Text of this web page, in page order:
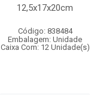
12,5x17x20cm
Código: 838484
Embalagem: Unidade
Caixa Com: 12 Unidade(s)